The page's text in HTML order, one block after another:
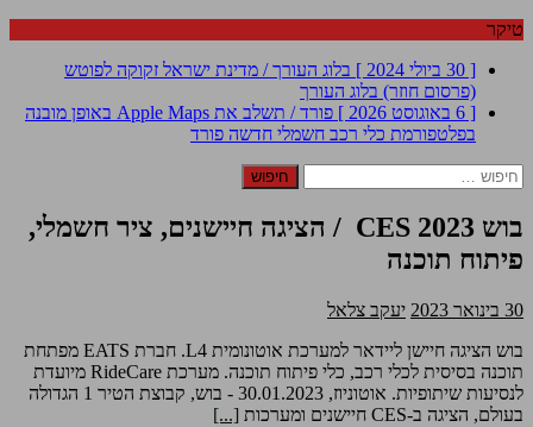
טיקר
[ 30 ביולי 2024 ]
בלוג העורך / מדינת ישראל זקוקה לפוטש
(פרסום חוזר) בלוג העורך
[ 6 באוגוסט 2026 ]
פורד / תשלב את Apple Maps באופן מובנה
בפלטפורמת כלי רכב חשמלי חדשה פורד
חיפוש:
בוש CES 2023 / הציגה חיישנים, ציר חשמלי,
פיתוח תוכנה
30 בינואר 2023
יעקב צלאל
בוש הציגה חיישן ליידאר למערכת אוטונומית L4. חברת EATS מפתחת
תוכנה בסיסית לכלי רכב, כלי פיתוח תוכנה. מערכת RideCare מיועדת
לנסיעות שיתופיות. אוטוניוז, 30.01.2023 - בוש, קבוצת הטיר 1 הגדולה
בעולם, הציגה ב-CES חיישנים ומערכות
[...]